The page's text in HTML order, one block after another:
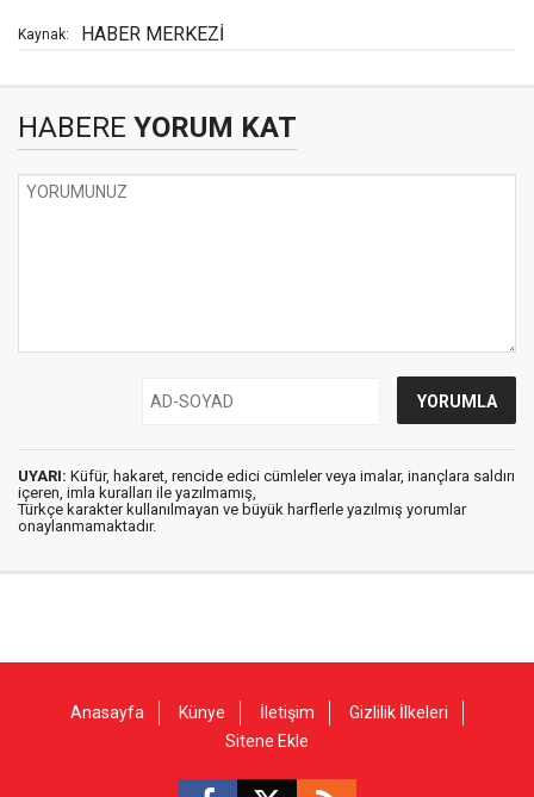
Kaynak: HABER MERKEZİ
HABERE YORUM KAT
UYARI: Küfür, hakaret, rencide edici cümleler veya imalar, inançlara saldırı
içeren, imla kuralları ile yazılmamış,
Türkçe karakter kullanılmayan ve büyük harflerle yazılmış yorumlar
onaylanmamaktadır.
Anasayfa Künye İletişim
Gizlilik İlkeleri
Sitene Ekle